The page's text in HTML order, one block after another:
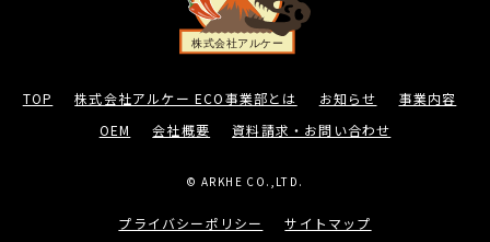
TOP 株式会社アルケー ECO事業部とは お知らせ
事業内容
OEM
会社概要 資料請求・お問い合わせ
© ARKHE CO.,LTD.
プライバシーポリシー サイトマップ